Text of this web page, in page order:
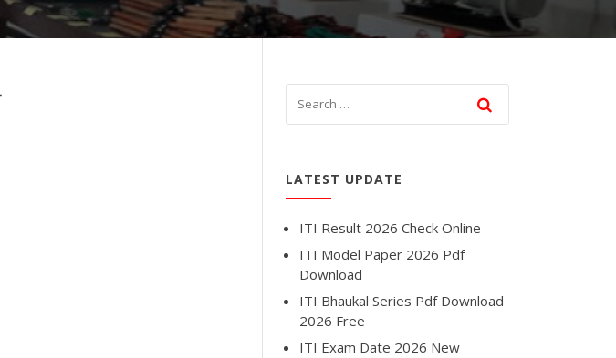
LATEST UPDATE
ITI Result 2026 Check Online
ITI Model Paper 2026 Pdf
Download
ITI Bhaukal Series Pdf Download
2026 Free
ITI Exam Date 2026 New